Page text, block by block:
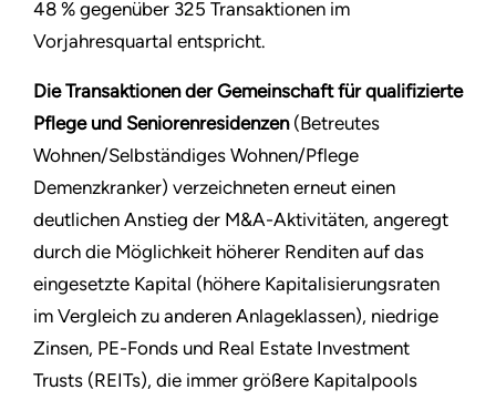
48 % gegenüber 325 Transaktionen im
Vorjahresquartal entspricht.
Die Transaktionen der Gemeinschaft für qualifizierte
Pflege und Seniorenresidenzen(Betreutes
Wohnen/Selbständiges Wohnen/Pflege
Demenzkranker) verzeichneten erneut einen
deutlichen Anstieg der M&A-Aktivitäten, angeregt
durch die Möglichkeit höherer Renditen auf das
eingesetzte Kapital (höhere Kapitalisierungsraten
im Vergleich zu anderen Anlageklassen), niedrige
Zinsen, PE-Fonds und Real Estate Investment
Trusts (REITs), die immer größere Kapitalpools